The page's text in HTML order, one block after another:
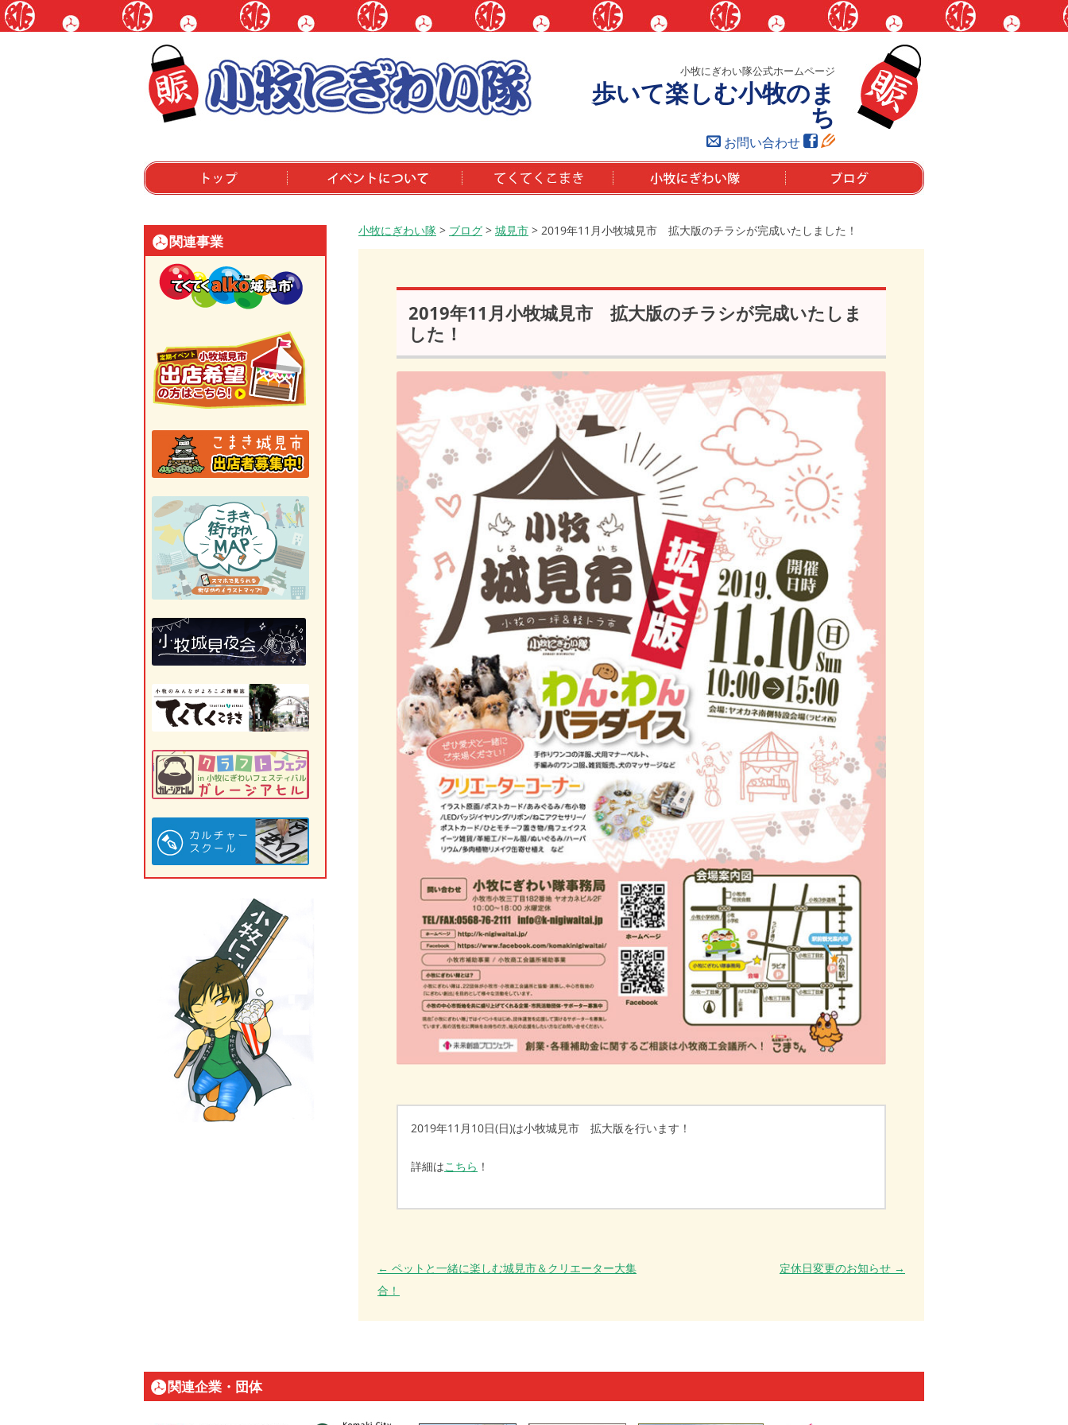
小牧にぎわい隊公式ホームページ
歩いて楽しむ小牧のま
ち
お問い合わせ
トップ イベントについて てくてくこまき 小牧にぎわい隊とは？
ブログ
小牧にぎわい隊 > ブログ > 城見市 > 2019年11月小牧城見市 拡大版のチラシが完成いたしました！
2019年11月小牧城見市 拡大版のチラシが完成いたしま
した！
2019年11月10日(日)は小牧城見市 拡大版を行います！
詳細はこちら ！
投稿ナビゲーション
← ペットと一緒に楽しむ城見市＆クリエーター大集
合！
定休日変更のお知らせ →
関連事業
関連企業・団体